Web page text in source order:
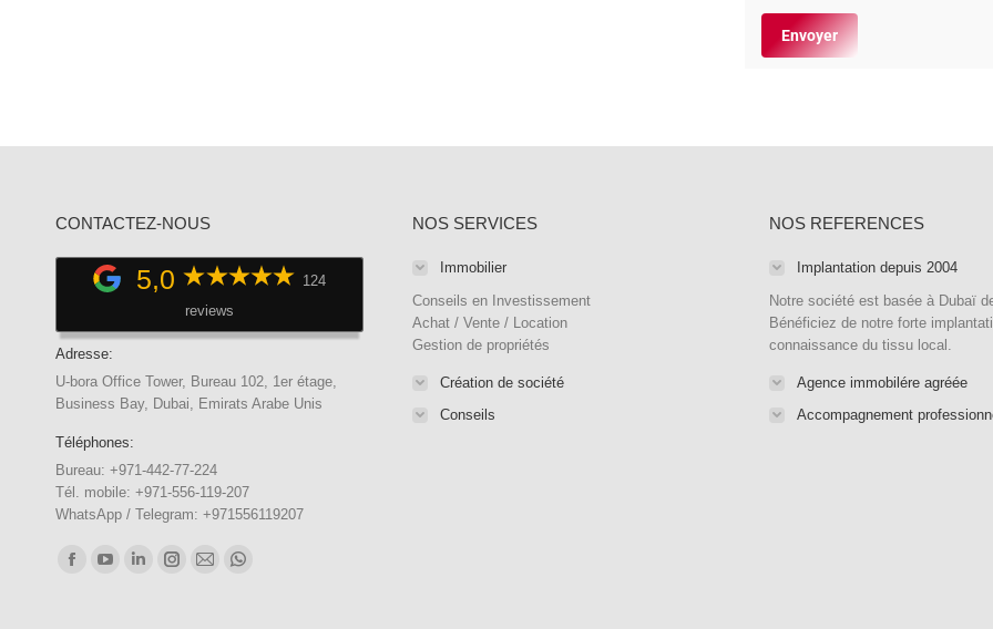
CONTACTEZ-NOUS
5,0
124
reviews
Adresse:
U-bora Office Tower, Bureau 102, 1er étage,
Business Bay, Dubai, Emirats Arabe Unis
Téléphones:
Bureau: +971-442-77-224
Tél. mobile: +971-556-119-207
WhatsApp / Telegram: +971556119207
Trouvez nous sur :
Facebook
LinkedInInstagram
E-
WhatsApp
NOS SERVICES
Immobilier
Conseils en Investissement
Achat / Vente / Location
Gestion de propriétés
Création de société
Conseils
NOS REFERENCES
Implantation depuis 2004
Notre société est basée à Dubaï
Bénéficiez de notre forte
connaissance du tissu local.
Agence immobilére agréée
Accompagnement